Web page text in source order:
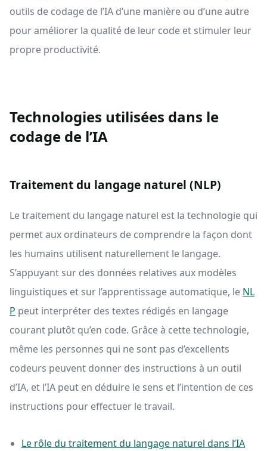
outils de codage de l’IA d’une manière ou d’une autre
pour améliorer la qualité de leur code et stimuler leur
propre productivité.
Technologies utilisées dans le
codage de l’IA
Traitement du langage naturel (NLP)
Le traitement du langage naturel est la technologie qui
permet aux ordinateurs de comprendre la façon dont
les humains utilisent naturellement le langage.
S’appuyant sur des données relatives aux modèles
linguistiques et sur l’apprentissage automatique, le NL
P peut interpréter des textes rédigés en langage
courant plutôt qu’en code. Grâce à cette technologie,
même les personnes qui ne sont pas d’excellents
codeurs peuvent donner des instructions à un outil
d’IA, et l’IA peut en déduire le sens et l’intention de ces
instructions pour effectuer le travail.
Le rôle du traitement du langage naturel dans l’IA